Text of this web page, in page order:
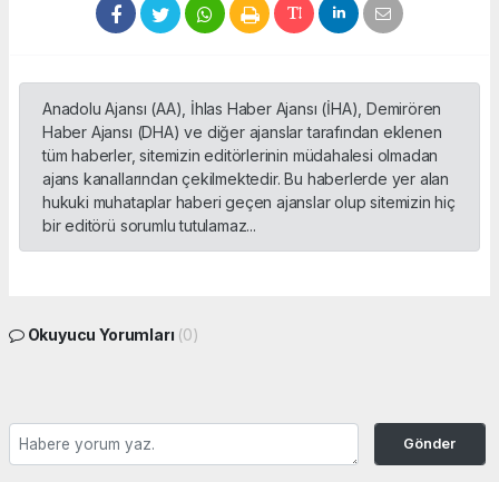
Anadolu Ajansı (AA), İhlas Haber Ajansı (İHA), Demirören
Haber Ajansı (DHA) ve diğer ajanslar tarafından eklenen
tüm haberler, sitemizin editörlerinin müdahalesi olmadan
ajans kanallarından çekilmektedir. Bu haberlerde yer alan
hukuki muhataplar haberi geçen ajanslar olup sitemizin hiç
bir editörü sorumlu tutulamaz...
Okuyucu Yorumları (0)
Gönder